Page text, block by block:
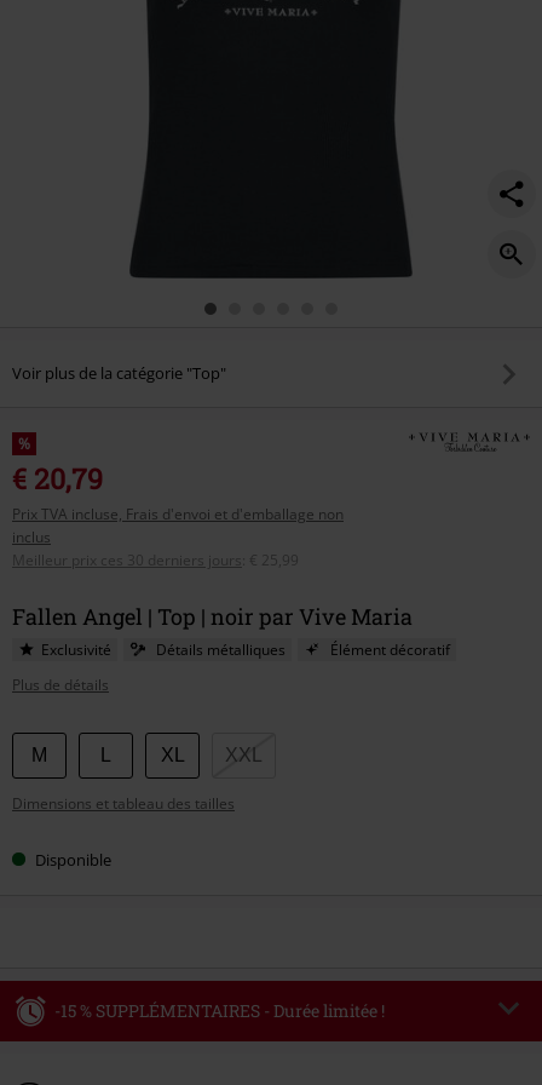
Voir plus de la catégorie "Top"
%
€ 20,79
Prix TVA incluse, Frais d'envoi et d'emballage non
inclus
Meilleur prix ces 30 derniers jours
€ 25,99
Fallen Angel | Top | noir par Vive Maria
Exclusivité Détails métalliques
Élément décoratif
Plus de détails
Choisissez
votre
taille
M XL XXL
Dimensions et tableau des tailles
Disponible
-15 % SUPPLÉMENTAIRES - Durée limitée !